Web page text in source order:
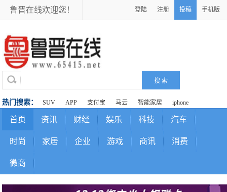
鲁晋在线欢迎您！ 登陆 注册 投稿 手机版
热门搜索： SUV APP 支付宝 马云 智能家居 iphone
首页 资讯 财经 娱乐 科技 汽车
时尚 家居 企业 游戏 商讯 消费
微商